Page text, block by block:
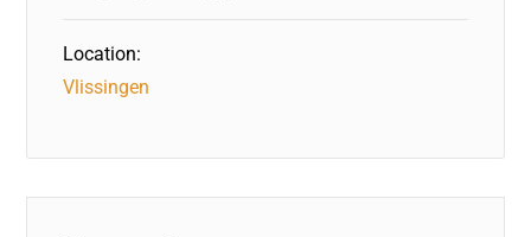
Location:
Vlissingen